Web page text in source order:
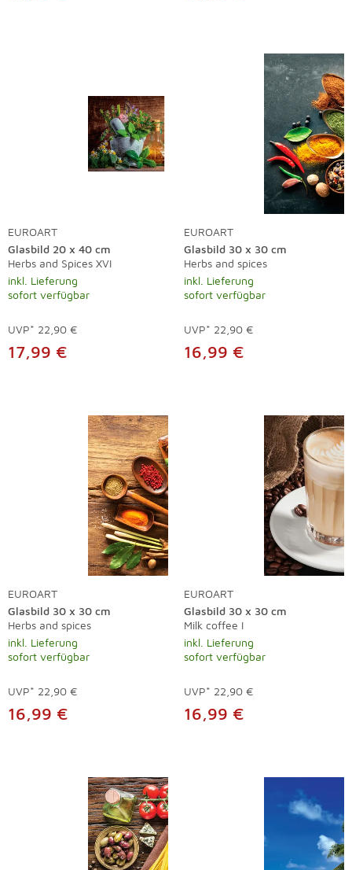
EUROART
Glasbild 20 x 40 cm
Herbs and Spices XVI
inkl. Lieferung
sofort verfügbar
UVP* 22,90 €
17,99 €
EUROART
Glasbild 30 x 30 cm
Herbs and spices
inkl. Lieferung
sofort verfügbar
UVP* 22,90 €
16,99 €
EUROART
Glasbild 30 x 30 cm
Herbs and spices
inkl. Lieferung
sofort verfügbar
UVP* 22,90 €
16,99 €
EUROART
Glasbild 30 x 30 cm
Milk coffee I
inkl. Lieferung
sofort verfügbar
UVP* 22,90 €
16,99 €